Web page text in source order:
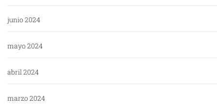
junio 2024
mayo 2024
abril 2024
marzo 2024